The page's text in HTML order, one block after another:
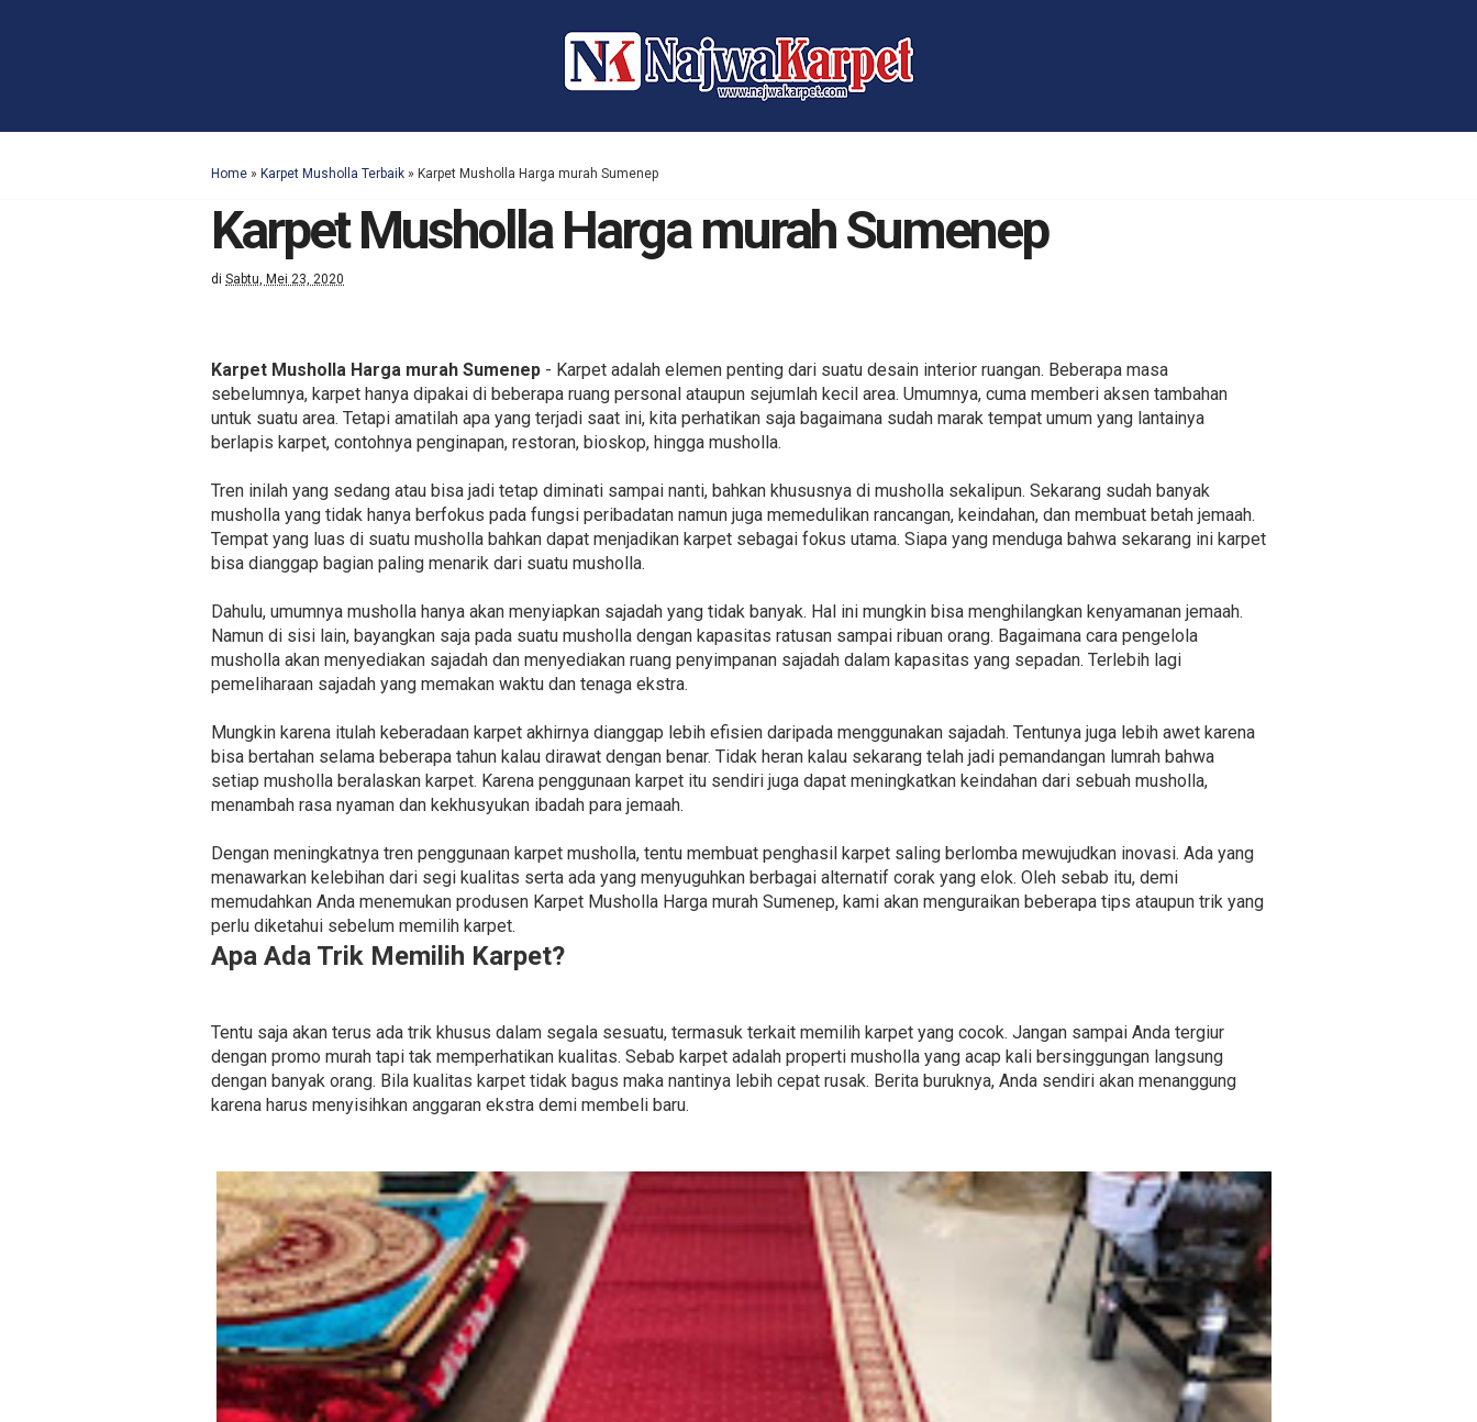
Home » Karpet Musholla Terbaik » Karpet Musholla Harga murah Sumenep
Karpet Musholla Harga murah Sumenep
di Sabtu, Mei 23, 2020
Karpet Musholla Harga murah Sumenep - Karpet adalah elemen penting dari suatu desain interior ruangan. Beberapa masa
sebelumnya, karpet hanya dipakai di beberapa ruang personal ataupun sejumlah kecil area. Umumnya, cuma memberi aksen tambahan
untuk suatu area. Tetapi amatilah apa yang terjadi saat ini, kita perhatikan saja bagaimana sudah marak tempat umum yang lantainya
berlapis karpet, contohnya penginapan, restoran, bioskop, hingga musholla.
Tren inilah yang sedang atau bisa jadi tetap diminati sampai nanti, bahkan khususnya di musholla sekalipun. Sekarang sudah banyak
musholla yang tidak hanya berfokus pada fungsi peribadatan namun juga memedulikan rancangan, keindahan, dan membuat betah jemaah.
Tempat yang luas di suatu musholla bahkan dapat menjadikan karpet sebagai fokus utama. Siapa yang menduga bahwa sekarang ini karpet
bisa dianggap bagian paling menarik dari suatu musholla.
Dahulu, umumnya musholla hanya akan menyiapkan sajadah yang tidak banyak. Hal ini mungkin bisa menghilangkan kenyamanan jemaah.
Namun di sisi lain, bayangkan saja pada suatu musholla dengan kapasitas ratusan sampai ribuan orang. Bagaimana cara pengelola
musholla akan menyediakan sajadah dan menyediakan ruang penyimpanan sajadah dalam kapasitas yang sepadan. Terlebih lagi
pemeliharaan sajadah yang memakan waktu dan tenaga ekstra.
Mungkin karena itulah keberadaan karpet akhirnya dianggap lebih efisien daripada menggunakan sajadah. Tentunya juga lebih awet karena
bisa bertahan selama beberapa tahun kalau dirawat dengan benar. Tidak heran kalau sekarang telah jadi pemandangan lumrah bahwa
setiap musholla beralaskan karpet. Karena penggunaan karpet itu sendiri juga dapat meningkatkan keindahan dari sebuah musholla,
menambah rasa nyaman dan kekhusyukan ibadah para jemaah.
Dengan meningkatnya tren penggunaan karpet musholla, tentu membuat penghasil karpet saling berlomba mewujudkan inovasi. Ada yang
menawarkan kelebihan dari segi kualitas serta ada yang menyuguhkan berbagai alternatif corak yang elok. Oleh sebab itu, demi
memudahkan Anda menemukan produsen Karpet Musholla Harga murah Sumenep, kami akan menguraikan beberapa tips ataupun trik yang
perlu diketahui sebelum memilih karpet.
Apa Ada Trik Memilih Karpet?
Tentu saja akan terus ada trik khusus dalam segala sesuatu, termasuk terkait memilih karpet yang cocok. Jangan sampai Anda tergiur
dengan promo murah tapi tak memperhatikan kualitas. Sebab karpet adalah properti musholla yang acap kali bersinggungan langsung
dengan banyak orang. Bila kualitas karpet tidak bagus maka nantinya lebih cepat rusak. Berita buruknya, Anda sendiri akan menanggung
karena harus menyisihkan anggaran ekstra demi membeli baru.